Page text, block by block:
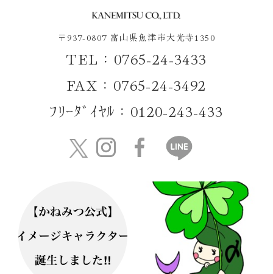
〒937-0807 富山県魚津市大光寺1350
TEL：0765-24-3433
FAX：0765-24-3492
ﾌﾘｰﾀﾞｲﾔﾙ：0120-243-433